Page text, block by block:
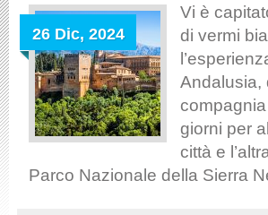
26 Dic, 2024
Vi è
di vermi
Andalusia,
giorni per
città e
Parco Nazionale della Sierra